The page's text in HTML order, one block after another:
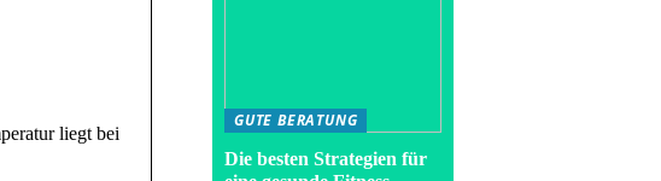
liegt bei
GUTE BERATUNG
Die besten Strategien für